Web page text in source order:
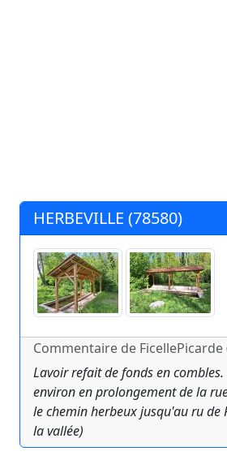
HERBEVILLE (78580)
Commentaire de FicellePicarde
Lavoir refait de fonds en combles.
environ en prolongement de la
le chemin herbeux jusqu'au ru de
la vallée)